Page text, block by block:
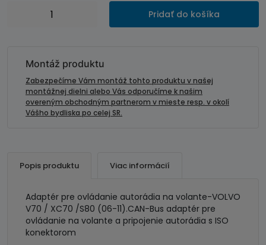
množstvo
autorádia
volante-
VOLVO
/S80
Pridať do košíka
Montáž produktu
Zabezpečíme Vám montáž tohto produktu v našej
montážnej dielni alebo Vás odporučíme k našim
overeným obchodným partnerom v mieste resp. v okolí
Vášho bydliska po celej SR.
Popis produktu Viac informácií
Adaptér pre ovládanie autorádia na volante-VOLVO
V70 / XC70 /S80 (06-11).CAN-Bus adaptér pre
ovládanie na volante a pripojenie autorádia s ISO
konektorom